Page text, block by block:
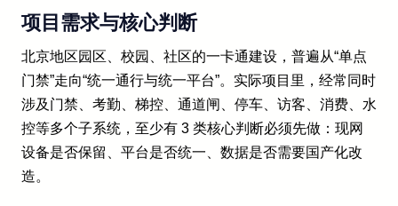
项目需求与核心判断
北京地区园区、校园、社区的一卡通建设，普遍从“单点
门禁”走向“统一通行与统一平台”。实际项目里，经常同时
涉及门禁、考勤、梯控、通道闸、停车、访客、消费、水
控等多个子系统，至少有 3 类核心判断必须先做：现网
设备是否保留、平台是否统一、数据是否需要国产化改
造。